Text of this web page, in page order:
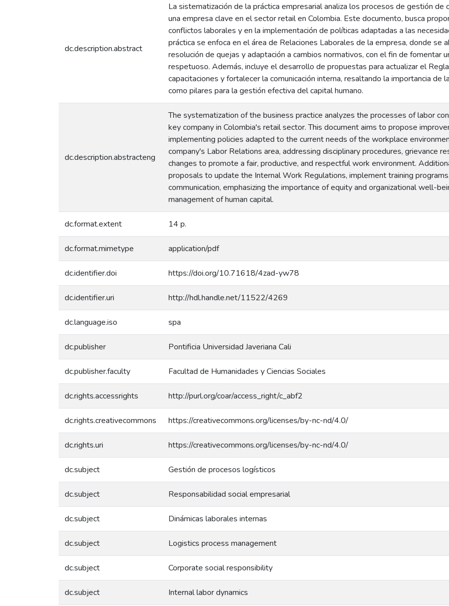
dc.description.abstract
La sistematización de la práctica empresarial analiza los procesos de gestión de
una empresa clave en el sector retail en Colombia. Este documento, busca
conflictos laborales y en la implementación de políticas adaptadas a las
práctica se enfoca en el área de Relaciones Laborales de la empresa, donde se
resolución de quejas y adaptación a cambios normativos, con el fin de fomentar
respetuoso. Además, incluye el desarrollo de propuestas para actualizar el
capacitaciones y fortalecer la comunicación interna, resaltando la importancia de
como pilares para la gestión efectiva del capital humano.
dc.description.abstracteng
The systematization of the business practice analyzes the processes of labor
key company in Colombia's retail sector. This document aims to propose
implementing policies adapted to the current needs of the workplace
company's Labor Relations area, addressing disciplinary procedures, grievance
changes to promote a fair, productive, and respectful work environment.
proposals to update the Internal Work Regulations, implement training
communication, emphasizing the importance of equity and organizational well-
management of human capital.
dc.format.extent 14 p.
dc.format.mimetype application/pdf
dc.identifier.doi https://doi.org/10.71618/4zad-yw78
dc.identifier.uri http://hdl.handle.net/11522/4269
dc.language.iso spa
dc.publisher Pontificia Universidad Javeriana Cali
dc.publisher.faculty Facultad de Humanidades y Ciencias Sociales
dc.rights.accessrights http://purl.org/coar/access_right/c_abf2
dc.rights.creativecommons https://creativecommons.org/licenses/by-nc-nd/4.0/
dc.rights.uri https://creativecommons.org/licenses/by-nc-nd/4.0/
dc.subject Gestión de procesos logísticos
dc.subject Responsabilidad social empresarial
dc.subject Dinámicas laborales internas
dc.subject Logistics process management
dc.subject Corporate social responsibility
dc.subject Internal labor dynamics